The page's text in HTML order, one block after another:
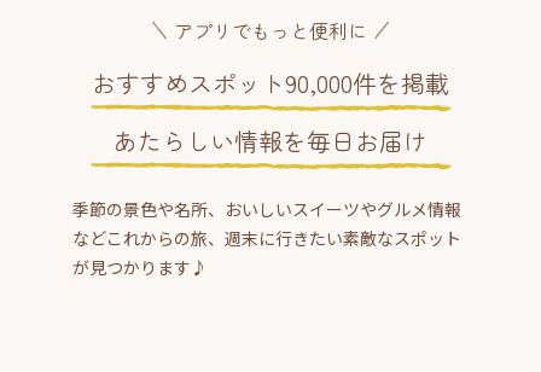
アプリでもっと便利に
おすすめスポット90,000件を掲載
あたらしい情報を毎日お届け
季節の景色や名所、おいしいスイーツやグルメ情報
などこれからの旅、週末に行きたい素敵なスポット
が見つかります♪